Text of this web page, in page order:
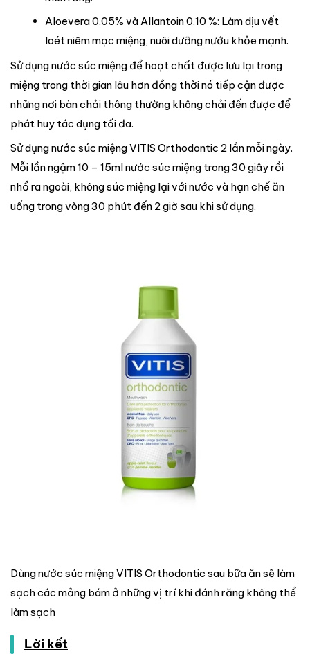
Aloevera 0.05% và Allantoin 0.10 %: Làm dịu vết
loét niêm mạc miệng, nuôi dưỡng nướu khỏe mạnh.
Sử dụng nước súc miệng để hoạt chất được lưu lại trong
miệng trong thời gian lâu hơn đồng thời nó tiếp cận được
những nơi bàn chải thông thường không chải đến được để
phát huy tác dụng tối đa.
Sử dụng nước súc miệng VITIS Orthodontic 2 lần mỗi ngày.
Mỗi lần ngậm 10 – 15ml nước súc miệng trong 30 giây rồi
nhổ ra ngoài, không súc miệng lại với nước và hạn chế ăn
uống trong vòng 30 phút đến 2 giờ sau khi sử dụng.
Dùng nước súc miệng VITIS Orthodontic sau bữa ăn sẽ làm
sạch các mảng bám ở những vị trí khi đánh răng không thể
làm sạch
Lời kết